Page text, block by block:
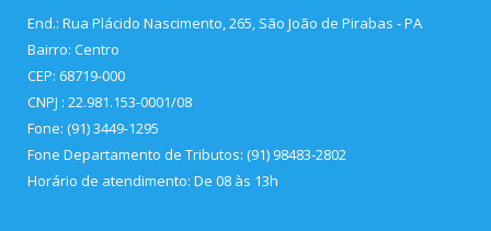
End.: Rua Plácido Nascimento, 265, São João de Pirabas - PA
Bairro: Centro
CEP: 68719-000
CNPJ : 22.981.153-0001/08
Fone: (91) 3449-1295
Fone Departamento de Tributos: (91) 98483-2802
Horário de atendimento: De 08 às 13h